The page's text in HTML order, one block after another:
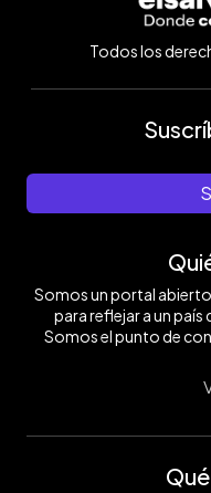
Todos los
Somos un portal
para reflejar a un país
Somos el punto de